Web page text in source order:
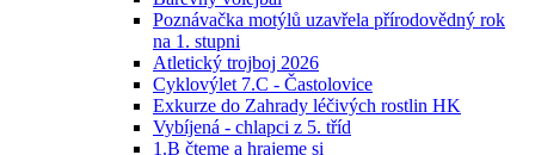
Poznávačka motýlů uzavřela přírodovědný rok
na 1. stupni
Atletický trojboj 2026
Cyklovýlet 7.C - Častolovice
Exkurze do Zahrady léčivých rostlin HK
Vybíjená - chlapci z 5. tříd
1.B čteme a hrajeme si